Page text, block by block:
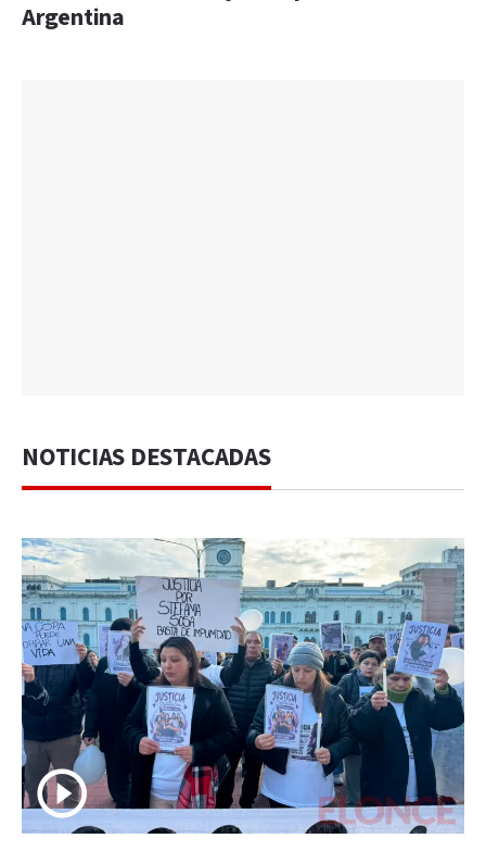
Argentina
NOTICIAS DESTACADAS